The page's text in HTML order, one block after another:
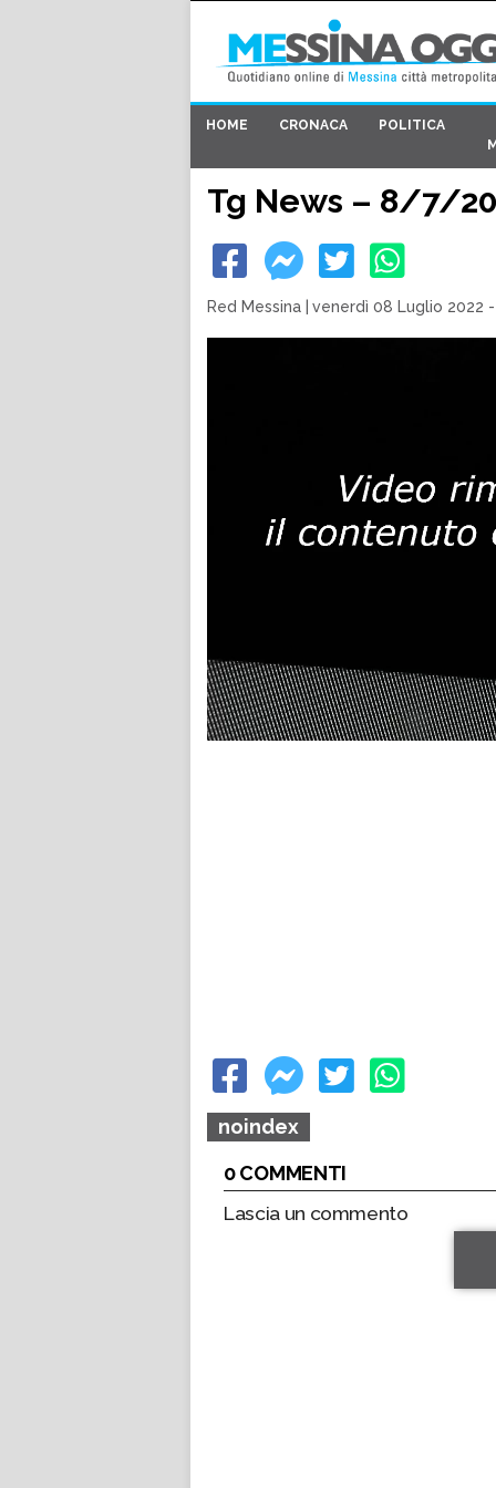
HOME CRONACA
POLITICA
Tg News – 8/7/
Red Messina venerdì 08 Luglio 2022
noindex
0 COMMENTI
Lascia un commento